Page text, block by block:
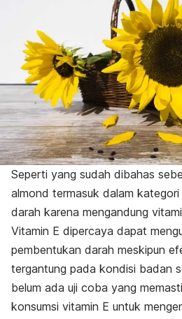
Seperti yang sudah dibahas
almond termasuk dalam
darah karena mengandung
Vitamin E dipercaya dapat
pembentukan darah meskipun
tergantung pada kondisi badan
belum ada uji coba yang
konsumsi vitamin E untuk